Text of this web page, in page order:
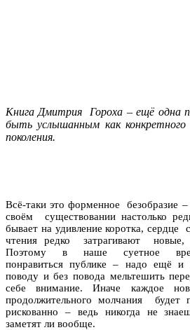
Книга Дмитрия Гороха – ещё одна
быть услышанным как
поколения.
Всё-таки это форменное безобразие
своём существовании настолько
бывает на удивление коротка, сердце
чтения редко затрагивают
Поэтому в наше суетное
понравиться публике – надо ещё
поводу и без повода мельтешить
себе внимание. Иначе каждое
продолжительного молчания
рискованно – ведь никогда не
заметят ли вообще.